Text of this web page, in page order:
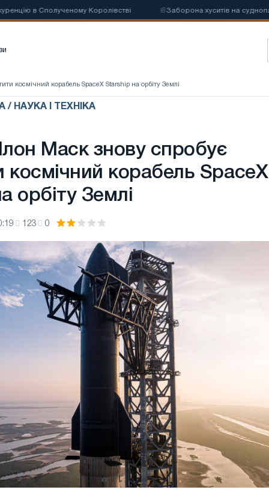
в Сполученому Королівстві Заборона хуситів на
космічний корабель SpaceX Starship на орбіту Землі
/ НАУКА І ТЕХНІКА
Маск знову спробує
космічний корабель SpaceX
орбіту Землі
123 0